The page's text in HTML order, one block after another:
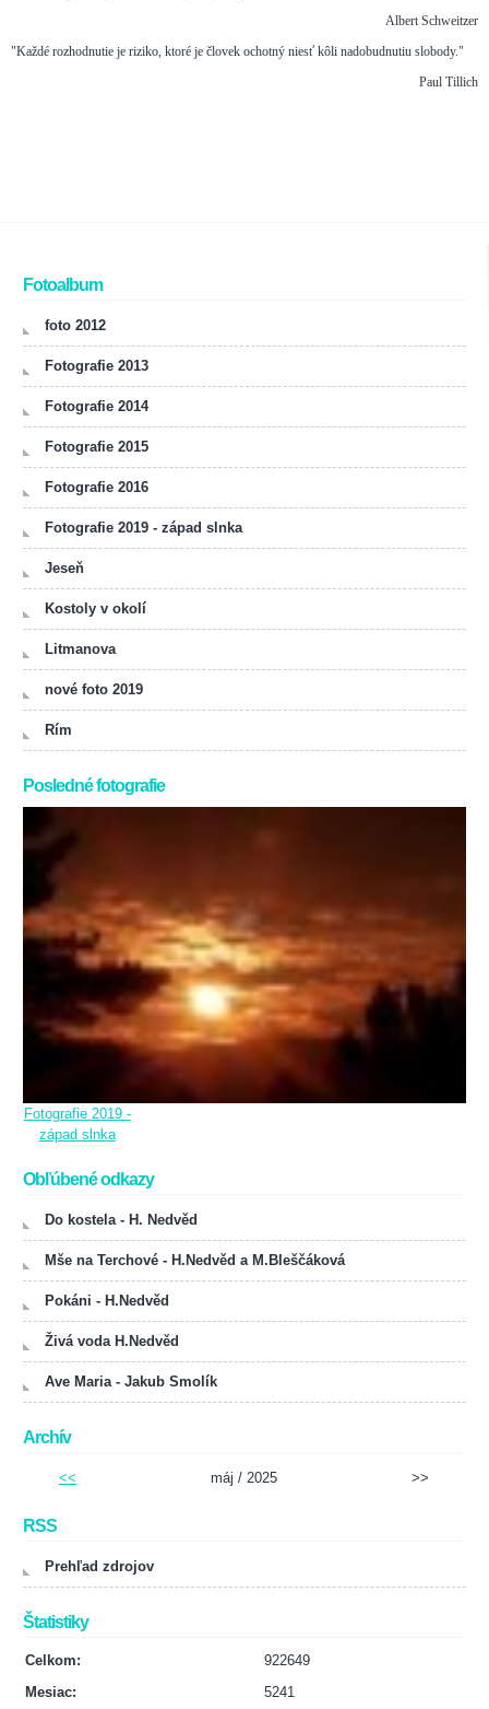
Albert Schweitzer
"Každé rozhodnutie je riziko, ktoré je človek ochotný niesť kôli nadobudnutiu slobody."
Paul Tillich
Fotoalbum
foto 2012
Fotografie 2013
Fotografie 2014
Fotografie 2015
Fotografie 2016
Fotografie 2019 - západ slnka
Jeseň
Kostoly v okolí
Litmanova
nové foto 2019
Rím
Posledné fotografie
Fotografie 2019 -
západ slnka
Obľúbené odkazy
Do kostela - H. Nedvěd
Mše na Terchové - H.Nedvěd a M.Bleščáková
Pokáni - H.Nedvěd
Živá voda H.Nedvěd
Ave Maria - Jakub Smolík
Archív
<< máj / 2025 >>
RSS
Prehľad zdrojov
Štatistiky
Celkom:
922649
Mesiac:
5241